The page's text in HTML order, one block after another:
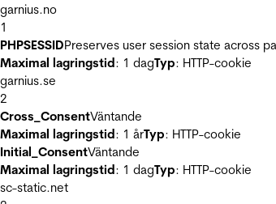
garnius.no
1
PHPSESSIDPreserves user session state across
Maximal lagringstid: 1 dagTyp: HTTP-cookie
garnius.se
2
Cross_ConsentVäntande
Maximal lagringstid: 1 årTyp: HTTP-cookie
Initial_ConsentVäntande
Maximal lagringstid: 1 dagTyp: HTTP-cookie
sc-static.net